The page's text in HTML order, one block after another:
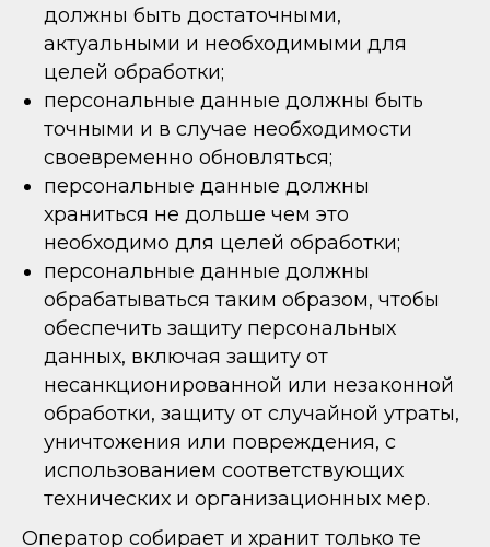
должны быть достаточными,
актуальными и необходимыми для
целей обработки;
персональные данные должны быть
точными и в случае необходимости
своевременно обновляться;
персональные данные должны
храниться не дольше чем это
необходимо для целей обработки;
персональные данные должны
обрабатываться таким образом, чтобы
обеспечить защиту персональных
данных, включая защиту от
несанкционированной или незаконной
обработки, защиту от случайной утраты,
уничтожения или повреждения, с
использованием соответствующих
технических и организационных мер.
Оператор собирает и хранит только те